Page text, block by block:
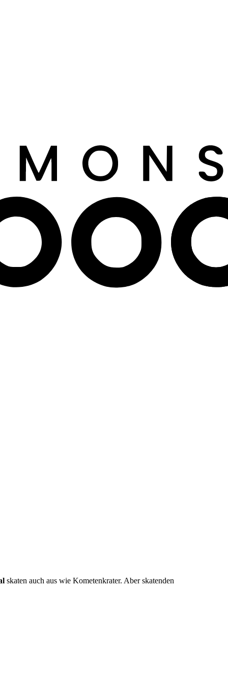
skaten auch aus wie Kometenkrater. Aber skatenden